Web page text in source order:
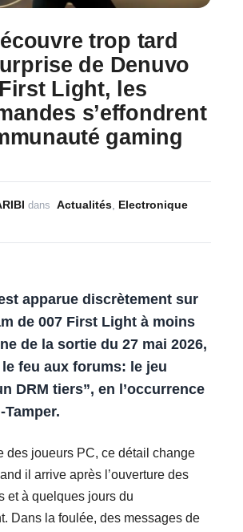
trop tard
de Denuvo
Light, les
s’effondrent
gaming
dans Actualités Electronique
apparue discrètement sur
de 007 First Light à moins
de la sortie du 27 mai 2026,
feu aux forums: le jeu
DRM tiers”, en l’occurrence
des joueurs PC, ce détail change
il arrive après l’ouverture des
et à quelques jours du
Dans la foulée, des messages de